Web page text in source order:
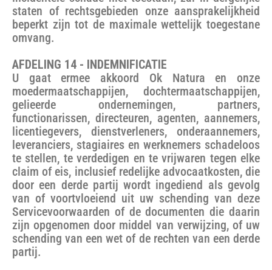
staten of rechtsgebieden onze aansprakelijkheid
beperkt zijn tot de maximale wettelijk toegestane
omvang.
AFDELING 14 - INDEMNIFICATIE
U gaat ermee akkoord Ok Natura en onze
moedermaatschappijen, dochtermaatschappijen,
gelieerde ondernemingen, partners,
functionarissen, directeuren, agenten, aannemers,
licentiegevers, dienstverleners, onderaannemers,
leveranciers, stagiaires en werknemers schadeloos
te stellen, te verdedigen en te vrijwaren tegen elke
claim of eis, inclusief redelijke advocaatkosten, die
door een derde partij wordt ingediend als gevolg
van of voortvloeiend uit uw schending van deze
Servicevoorwaarden of de documenten die daarin
zijn opgenomen door middel van verwijzing, of uw
schending van een wet of de rechten van een derde
partij.